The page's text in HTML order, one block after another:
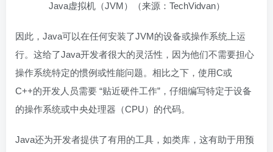
Java虚拟机（JVM）（来源：TechVidvan）
因此，Java可以在任何安装了JVM的设备或操作系统上运
行。这给了Java开发者很大的灵活性，因为他们不需要担心
操作系统特定的惯例或性能问题。相比之下，使用C或
C++的开发人员需要 “贴近硬件工作”，仔细编写特定于设备
的操作系统或中央处理器（CPU）的代码。
Java还为开发者提供了有用的工具，如类库，这有助于用预